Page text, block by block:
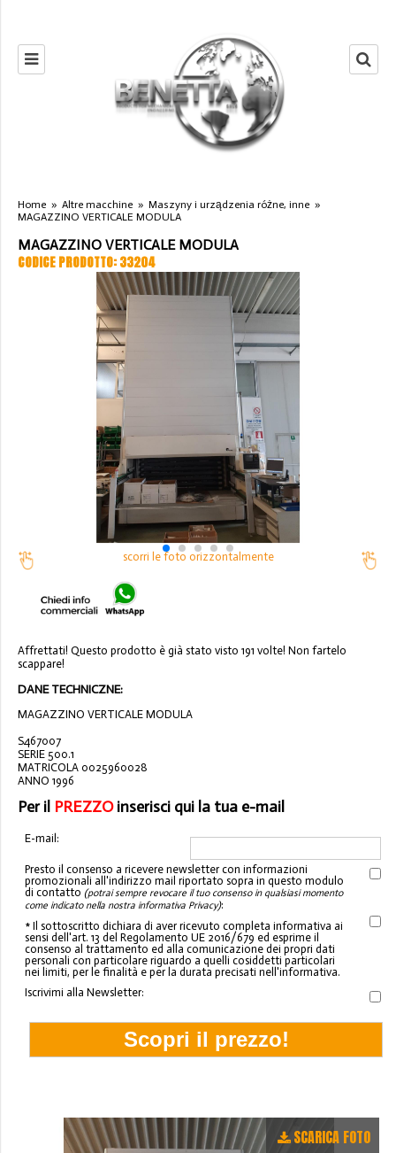
Home » Altre macchine » Maszyny i urządzenia różne, inne »
MAGAZZINO VERTICALE MODULA
MAGAZZINO VERTICALE MODULA
CODICE PRODOTTO: 33204
scorri le foto orizzontalmente
Affrettati! Questo prodotto è già stato visto 191 volte! Non fartelo
scappare!
DANE TECHNICZNE:
MAGAZZINO VERTICALE MODULA
S467007
SERIE 500.1
MATRICOLA 0025960028
ANNO 1996
Per il PREZZOinserisci qui la tua e-mail
E-mail:
Presto il consenso a ricevere newsletter con informazioni
promozionali all'indirizzo mail riportato sopra in questo modulo
di contatto (potrai sempre revocare il tuo consenso in qualsiasi momento
come indicato nella nostra informativa Privacy):
* Il sottoscritto dichiara di aver ricevuto completa informativa ai
sensi dell'art. 13 del Regolamento UE 2016/679 ed esprime il
consenso al trattamento ed alla comunicazione dei propri dati
personali con particolare riguardo a quelli cosiddetti particolari
nei limiti, per le finalità e per la durata precisati nell'informativa.
Iscrivimi alla Newsletter:
SCARICA FOTO